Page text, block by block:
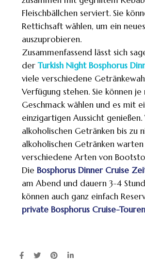
Fleischbällchen serviert. Sie
Rettichsaft wählen, um ein
auszuprobieren.
Zusammenfassend lässt sich
derTurkish Night Bosphorus
viele verschiedene
Verfügung stehen. Sie können je
Geschmack wählen und es mit
einzigartigen Aussicht genießen.
alkoholischen Getränken bis zu
alkoholischen Getränken
verschiedene Arten von
Die Bosphorus Dinner Cruise
am Abend und dauern 3-4
können auch ganz einfach
private Bosphorus Cruise-Touren